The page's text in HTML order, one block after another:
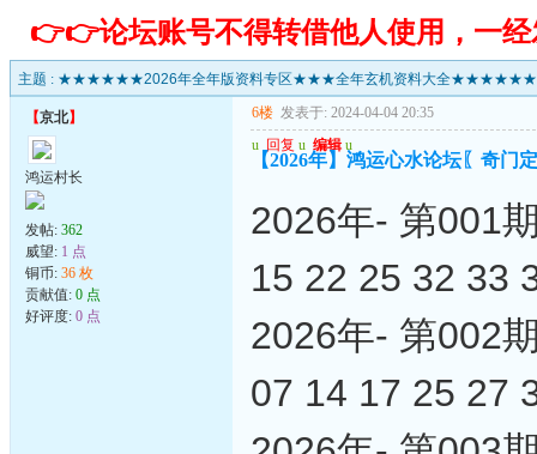
👉👉论坛账号不得转借他人使用，一
主题 : ★★★★★★2026年全年版资料专区★★★全年玄机资料大全★★★★★★
【京北】
鸿运村长
发帖: 362
威望: 1 点
铜币: 36 枚
贡献值: 0 点
好评度: 0 点
6楼 发表于: 2024-04-04 20:35
u 回复 u 编辑 u
【2026年】鸿运心水论坛〖奇
2026年- 第001
15 22 25 32 33
2026年- 第002
07 14 17 25 27